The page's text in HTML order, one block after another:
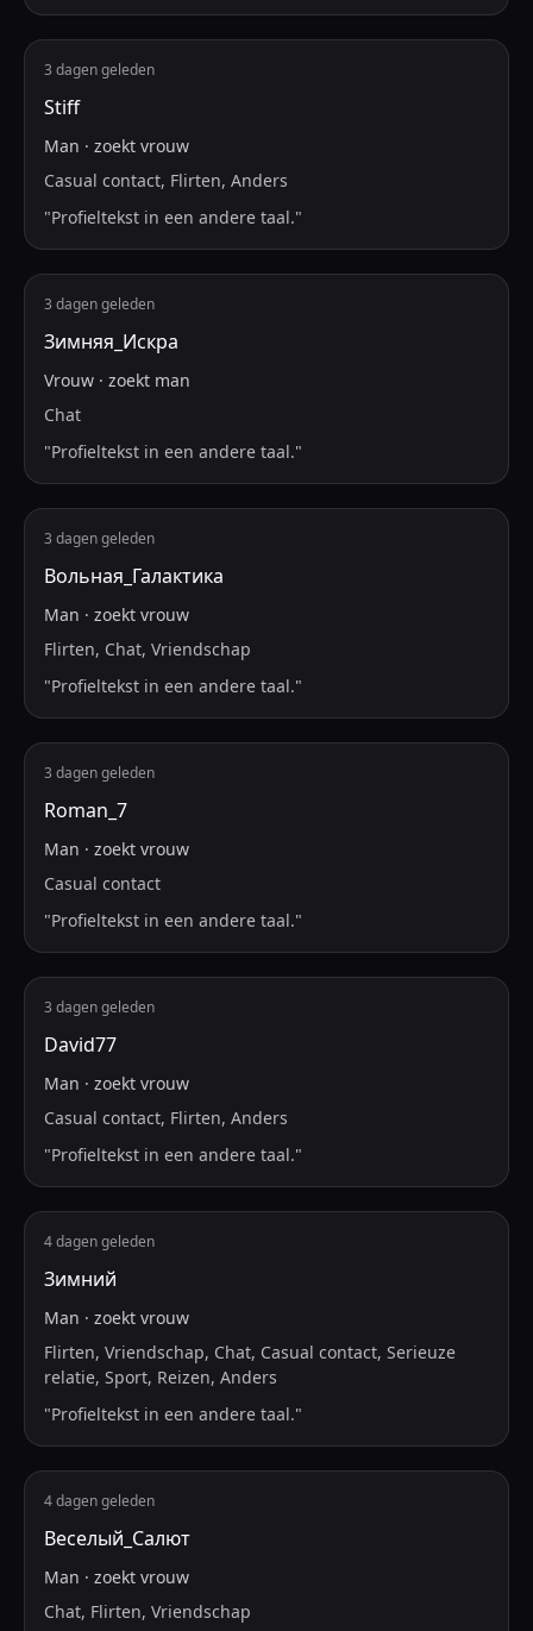
3 dagen geleden
Stiff
Man · zoekt vrouw
Casual contact, Flirten, Anders
"Profieltekst in een andere taal."
3 dagen geleden
Зимняя_Искра
Vrouw · zoekt man
Chat
"Profieltekst in een andere taal."
3 dagen geleden
Вольная_Галактика
Man · zoekt vrouw
Flirten, Chat, Vriendschap
"Profieltekst in een andere taal."
3 dagen geleden
Roman_7
Man · zoekt vrouw
Casual contact
"Profieltekst in een andere taal."
3 dagen geleden
David77
Man · zoekt vrouw
Casual contact, Flirten, Anders
"Profieltekst in een andere taal."
4 dagen geleden
Зимний
Man · zoekt vrouw
Flirten, Vriendschap, Chat, Casual contact, Serieuze
relatie, Sport, Reizen, Anders
"Profieltekst in een andere taal."
4 dagen geleden
Веселый_Салют
Man · zoekt vrouw
Chat, Flirten, Vriendschap